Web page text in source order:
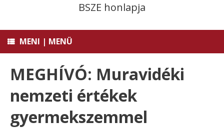
BSZE honlapja
MENI | MENÜ
MEGHÍVÓ: Muravidéki
nemzeti értékek
gyermekszemmel